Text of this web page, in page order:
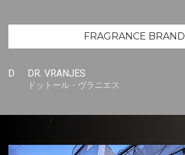
FRAGRANCE BRAND
D DR. VRANJES
ドットール・ヴラニエス